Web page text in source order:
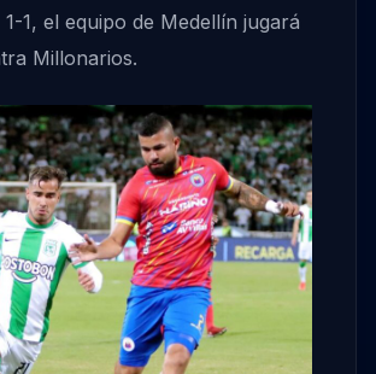
1, el equipo de Medellín jugará
Millonarios.